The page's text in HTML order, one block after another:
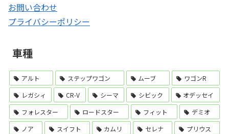
お問い合わせ
プライバシーポリシー
車種
アルト ステップワゴン ムーブ
ワゴンR
レガシィ
CR-V シーマ シビック
オデッセイ
フォレスター
ロードスター フィット
デミオ
ノア
スイフト カムリ セレナ
プリウス